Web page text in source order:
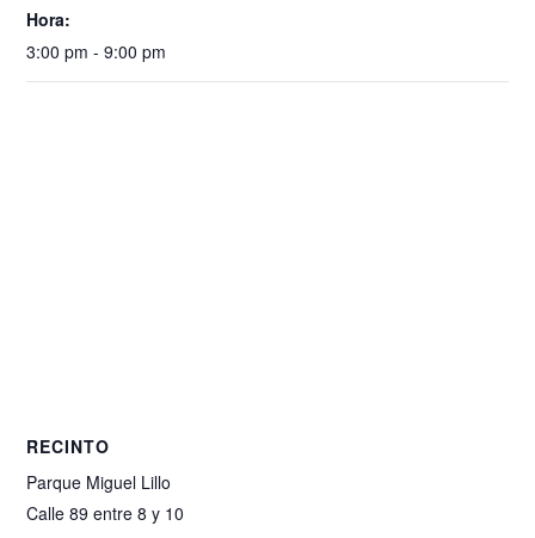
Hora:
3:00 pm - 9:00 pm
RECINTO
Parque Miguel Lillo
Calle 89 entre 8 y 10